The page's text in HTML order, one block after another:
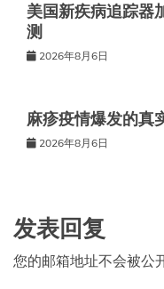
美国新疾病追踪器
测
2026年8月6日
麻疹疫情爆发的真
2026年8月6日
发表回复
您的邮箱地址不会被公